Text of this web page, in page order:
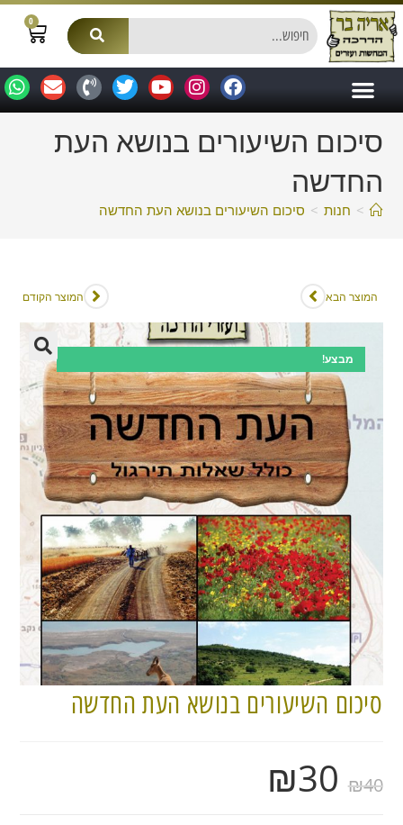
0
סיכום השיעורים בנושא העת
החדשה
> חנות > סיכום השיעורים בנושא העת החדשה
מבצע!
המוצר הקודם המוצר הבא
סיכום השיעורים בנושא העת החדשה
₪40
₪30